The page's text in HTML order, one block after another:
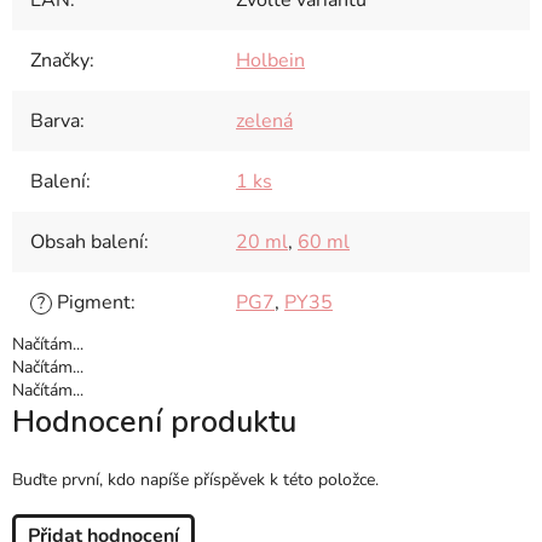
Značky: Holbein
Barva: zelená
Balení: 1 ks
Obsah balení: 20 ml, 60 ml
? Pigment: PG7, PY35
Načítám...
Načítám...
Načítám...
Hodnocení produktu
Buďte první, kdo napíše příspěvek k této položce.
Přidat hodnocení